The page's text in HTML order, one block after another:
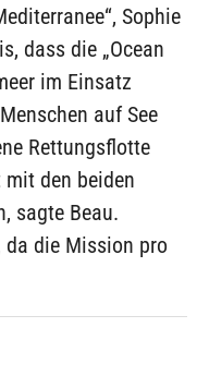
Sophie
dass die „Ocean
im Einsatz
auf See
Rettungsflotte
den beiden
sagte Beau.
da die Mission pro